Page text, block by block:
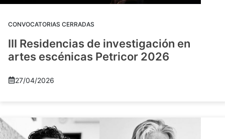
CONVOCATORIAS CERRADAS
III Residencias de investigación en
artes escénicas Petricor 2026
27/04/2026